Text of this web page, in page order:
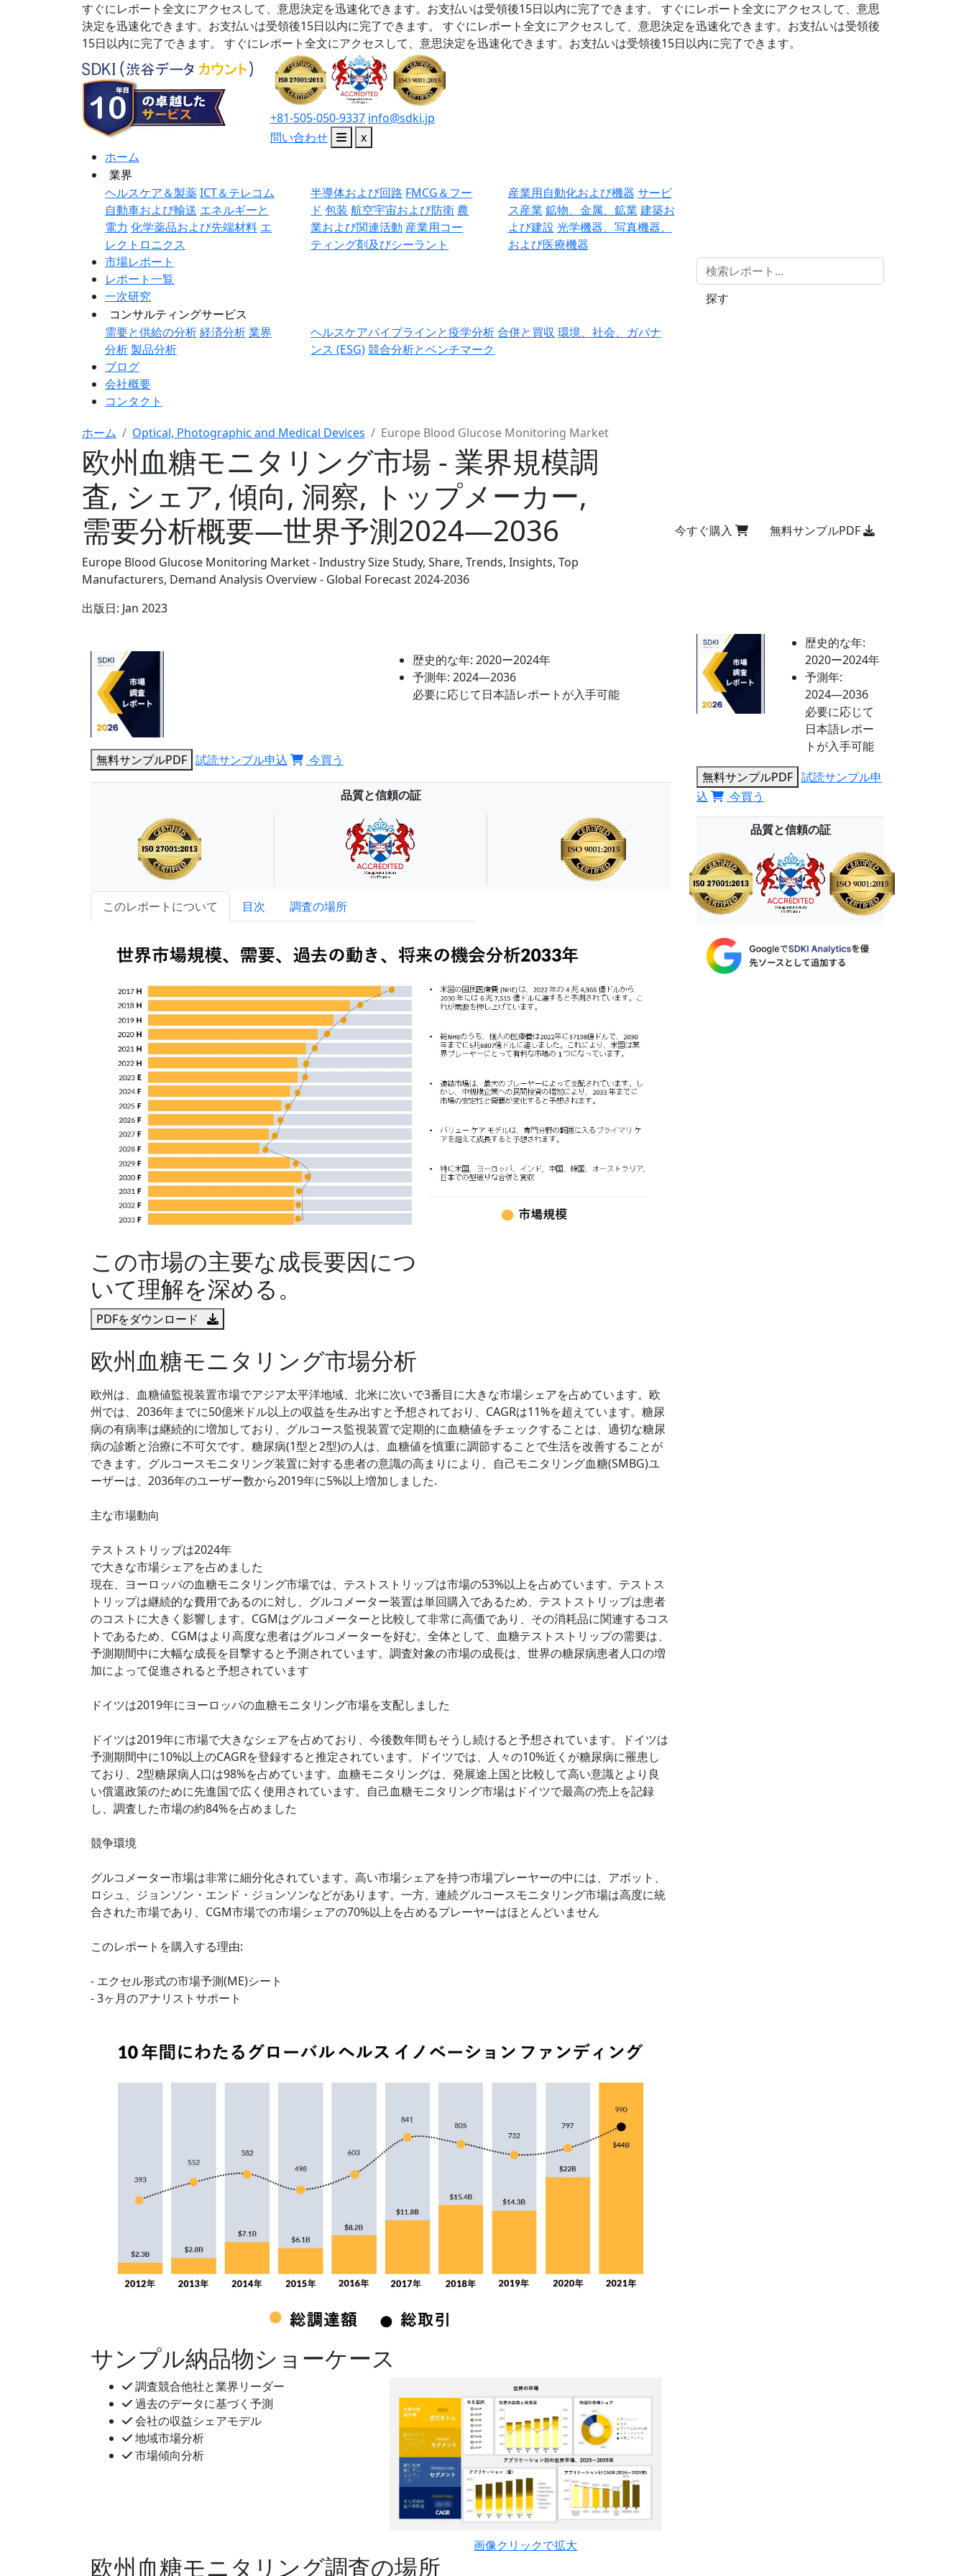
すぐにレポート全文にアクセスして、意思決定を迅速化できます。お支払いは受領後15日以内に完了できます。
すぐにレポート全文にアクセスして、意思
決定を迅速化できます。お支払いは受領後15日以内に完了できます。
すぐにレポート全文にアクセスして、意思決定を迅速化できます。お支払いは受領後
15日以内に完了できます。
すぐにレポート全文にアクセスして、意思決定を迅速化できます。お支払いは受領後15日以内に完了できます。
+81-505-050-9337 info@sdki.jp
問い合わせ
x
ホーム
業界
ヘルスケア＆製薬ICT＆テレコム
自動車および輸送 エネルギーと
電力 化学薬品および先端材料 エ
レクトロニクス
半導体および回路 FMCG＆フー
ド 包装 航空宇宙および防衛 農
業および関連活動 産業用コー
ティング剤及びシーラント
産業用自動化および機器 サービ
ス産業 鉱物、金属、鉱業 建築お
よび建設 光学機器、写真機器、
および医療機器
市場レポート
レポート一覧
一次研究
コンサルティングサービス
需要と供給の分析経済分析業界
分析製品分析
ヘルスケアパイプラインと疫学分析合併と買収 環境、社会、ガバナ
ンス (ESG)競合分析とベンチマーク
ブログ
会社概要
コンタクト
探す
ホーム Optical, Photographic and Medical Devices Europe Blood Glucose Monitoring Market
欧州血糖モニタリング市場 - 業界規模調
査, シェア, 傾向, 洞察, トップメーカー,
需要分析概要―世界予測2024―2036
Europe Blood Glucose Monitoring Market - Industry Size Study, Share, Trends, Insights, Top
Manufacturers, Demand Analysis Overview - Global Forecast 2024-2036
出版日: Jan 2023
今すぐ購入 無料サンプルPDF
歴史的な年: 2020ー2024年
予測年: 2024―2036
必要に応じて日本語レポートが入手可能
無料サンプルPDF 試読サンプル申込 今買う
品質と信頼の証
このレポートについて 目次 調査の場所
この市場の主要な成長要因につ
いて理解を深める。
PDFをダウンロード
欧州血糖モニタリング市場分析
欧州は、血糖値監視装置市場でアジア太平洋地域、北米に次いで3番目に大きな市場シェアを占めています。欧
州では、2036年までに50億米ドル以上の収益を生み出すと予想されており、CAGRは11%を超えています。糖尿
病の有病率は継続的に増加しており、グルコース監視装置で定期的に血糖値をチェックすることは、適切な糖尿
病の診断と治療に不可欠です。糖尿病(1型と2型)の人は、血糖値を慎重に調節することで生活を改善することが
できます。グルコースモニタリング装置に対する患者の意識の高まりにより、自己モニタリング血糖(SMBG)ユ
ーザーは、2036年のユーザー数から2019年に5%以上増加しました.
主な市場動向
テストストリップは2024年
で大きな市場シェアを占めました
現在、ヨーロッパの血糖モニタリング市場では、テストストリップは市場の53%以上を占めています。テストス
トリップは継続的な費用であるのに対し、グルコメーター装置は単回購入であるため、テストストリップは患者
のコストに大きく影響します。CGMはグルコメーターと比較して非常に高価であり、その消耗品に関連するコス
トであるため、CGMはより高度な患者はグルコメーターを好む。全体として、血糖テストストリップの需要は、
予測期間中に大幅な成長を目撃すると予測されています。調査対象の市場の成長は、世界の糖尿病患者人口の増
加によって促進されると予想されています
ドイツは2019年にヨーロッパの血糖モニタリング市場を支配しました
ドイツは2019年に市場で大きなシェアを占めており、今後数年間もそうし続けると予想されています。ドイツは
予測期間中に10%以上のCAGRを登録すると推定されています。ドイツでは、人々の10%近くが糖尿病に罹患し
ており、2型糖尿病人口は98%を占めています。血糖モニタリングは、発展途上国と比較して高い意識とより良
い償還政策のために先進国で広く使用されています。自己血糖モニタリング市場はドイツで最高の売上を記録
し、調査した市場の約84%を占めました
競争環境
グルコメーター市場は非常に細分化されています。高い市場シェアを持つ市場プレーヤーの中には、アボット、
ロシュ、ジョンソン・エンド・ジョンソンなどがあります。一方、連続グルコースモニタリング市場は高度に統
合された市場であり、CGM市場での市場シェアの70%以上を占めるプレーヤーはほとんどいません
このレポートを購入する理由:
- エクセル形式の市場予測(ME)シート
- 3ヶ月のアナリストサポート
サンプル納品物ショーケース
調査競合他社と業界リーダー
過去のデータに基づく予測
会社の収益シェアモデル
地域市場分析
市場傾向分析
画像クリックで拡大
欧州血糖モニタリング調査の場所
歴史的な年:
2020ー2024年
予測年:
2024―2036
必要に応じて
日本語レポー
トが入手可能
無料サンプルPDF 試読サンプル申
込
今買う
品質と信頼の証